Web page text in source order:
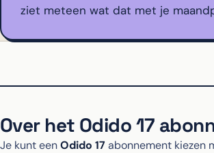
ziet meteen wat dat met je
Over het Odido 17
Je kunt eenOdido 17 abonnement kiezen